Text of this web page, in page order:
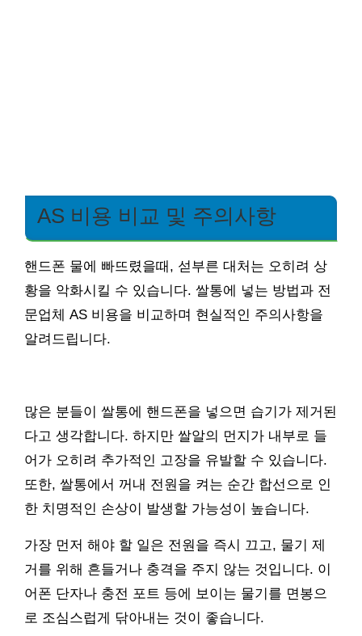
AS 비용 비교 및 주의사항
핸드폰 물에 빠뜨렸을때, 섣부른 대처는 오히려 상
황을 악화시킬 수 있습니다. 쌀통에 넣는 방법과 전
문업체 AS 비용을 비교하며 현실적인 주의사항을
알려드립니다.
많은 분들이 쌀통에 핸드폰을 넣으면 습기가 제거된
다고 생각합니다. 하지만 쌀알의 먼지가 내부로 들
어가 오히려 추가적인 고장을 유발할 수 있습니다.
또한, 쌀통에서 꺼내 전원을 켜는 순간 합선으로 인
한 치명적인 손상이 발생할 가능성이 높습니다.
가장 먼저 해야 할 일은 전원을 즉시 끄고, 물기 제
거를 위해 흔들거나 충격을 주지 않는 것입니다. 이
어폰 단자나 충전 포트 등에 보이는 물기를 면봉으
로 조심스럽게 닦아내는 것이 좋습니다.